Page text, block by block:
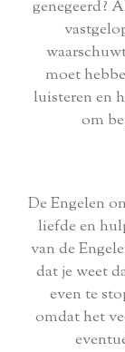
genegeerd?
moet
luisteren en
om
De Engelen
liefde en
van de
dat je weet
even te
omdat het